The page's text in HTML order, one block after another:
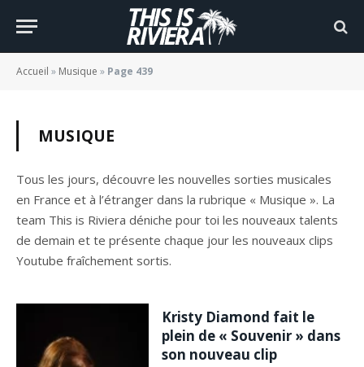
Accueil » Musique » Page 439
MUSIQUE
Tous les jours, découvre les nouvelles sorties musicales
en France et à l’étranger dans la rubrique « Musique ». La
team This is Riviera déniche pour toi les nouveaux talents
de demain et te présente chaque jour les nouveaux clips
Youtube fraîchement sortis.
Kristy Diamond fait le
plein de « Souvenir » dans
son nouveau clip